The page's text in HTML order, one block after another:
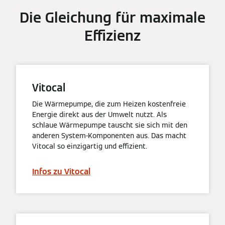
Die Gleichung für maximale
Effizienz
Vitocal
Die Wärmepumpe, die zum Heizen kostenfreie
Energie direkt aus der Umwelt nutzt. Als
schlaue Wärmepumpe tauscht sie sich mit den
anderen System-Komponenten aus. Das macht
Vitocal so einzigartig und effizient.
Infos zu Vitocal